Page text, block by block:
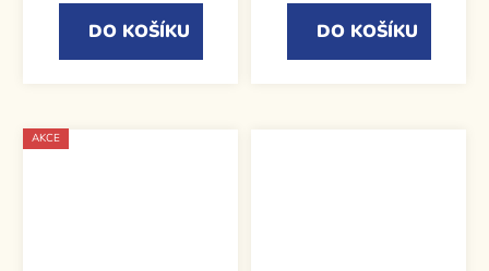
DO KOŠÍKU DO KOŠÍKU
AKCE